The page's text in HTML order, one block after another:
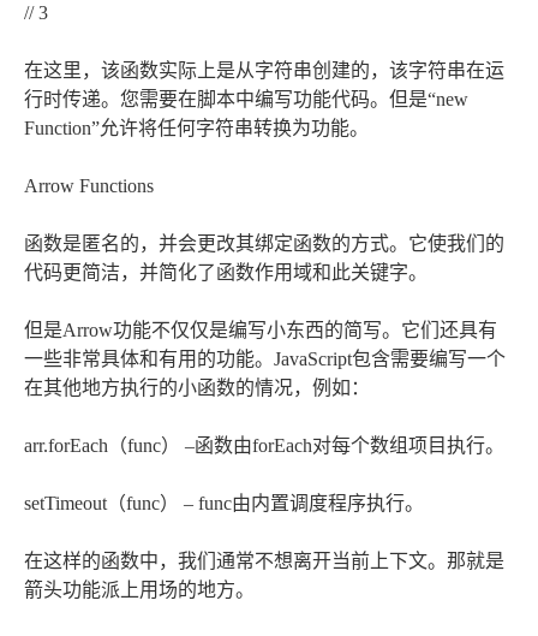
// 3
在这里，该函数实际上是从字符串创建的，该字符串在运
行时传递。您需要在脚本中编写功能代码。但是“new
Function”允许将任何字符串转换为功能。
Arrow Functions
函数是匿名的，并会更改其绑定函数的方式。它使我们的
代码更简洁，并简化了函数作用域和此关键字。
但是Arrow功能不仅仅是编写小东西的简写。它们还具有
一些非常具体和有用的功能。JavaScript包含需要编写一个
在其他地方执行的小函数的情况，例如：
arr.forEach（func） –函数由forEach对每个数组项目执行。
setTimeout（func） – func由内置调度程序执行。
在这样的函数中，我们通常不想离开当前上下文。那就是
箭头功能派上用场的地方。